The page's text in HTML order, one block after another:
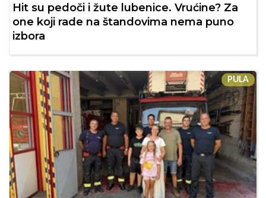
Hit su pedoči i žute lubenice. Vrućine? Za
one koji rade na štandovima nema puno
izbora
PULA